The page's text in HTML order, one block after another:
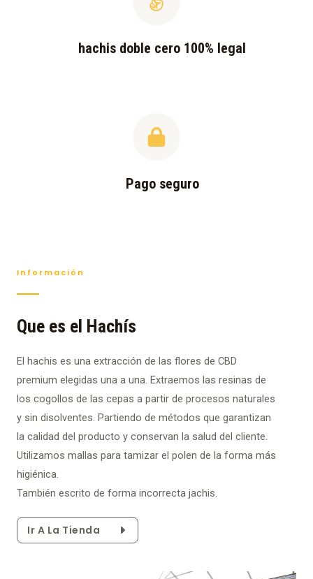
hachis doble cero 100% legal
Pago seguro
Información
Que es el Hachís
El hachis es una extracción de las flores de CBD
premium elegidas una a una. Extraemos las resinas de
los cogollos de las cepas a partir de procesos naturales
y sin disolventes. Partiendo de métodos que garantizan
la calidad del producto y conservan la salud del cliente.
Utilizamos mallas para tamizar el polen de la forma más
higiénica.
También escrito de forma incorrecta jachis.
Ir A La Tienda